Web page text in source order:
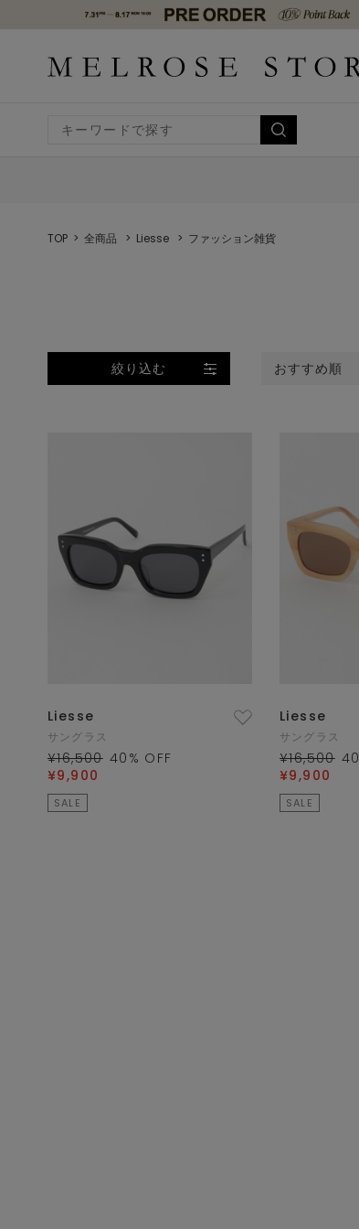
TOP 全商品 Liesse ファッション雑貨
絞り込む おすすめ順
Liesse
サングラス
¥16,500 40 % OFF
¥9,900
SALE
Liesse
サングラス
¥16,500 40
¥9,900
SALE